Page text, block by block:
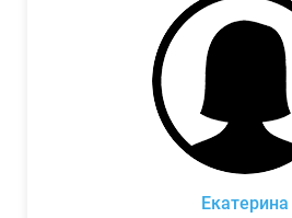
Екатерина